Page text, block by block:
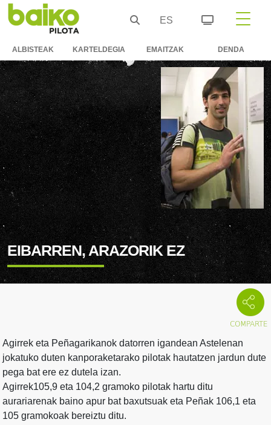
ES
ALBISTEAK KARTELDEGIA EMAITZAK DENDA
EIBARREN, ARAZORIK EZ
Agirrek eta Peñagarikanok datorren igandean Astelenan
jokatuko duten kanporaketarako pilotak hautatzen jardun dute
pega bat ere ez dutela izan.
Agirrek105,9 eta 104,2 gramoko pilotak hartu ditu
aurariarenak baino apur bat baxutsuak eta Peñak 106,1 eta
105 gramokoak bereiztu ditu.